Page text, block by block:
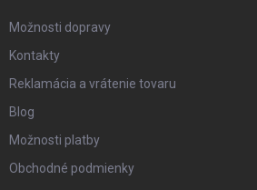
Možnosti dopravy
Kontakty
Reklamácia a vrátenie tovaru
Blog
Možnosti platby
Obchodné podmienky